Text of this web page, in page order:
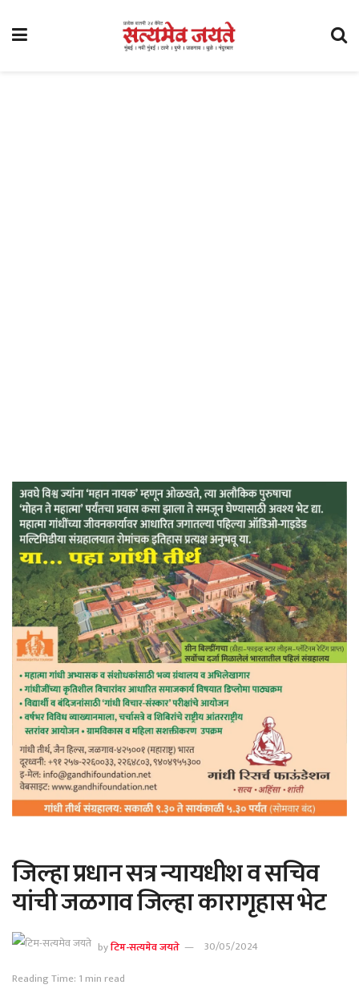
जिल्हा प्रधान सत्र न्यायधीश व सचिव
यांची जळगाव जिल्हा कारागृहास भेट
byटिम-सत्यमेव जयते
30/05/2024
Reading Time: 1 min read